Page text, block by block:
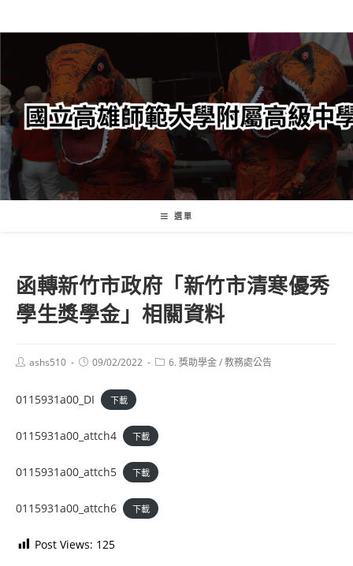
轉
要
內
容
選單
函轉新竹市政府「新竹市清寒優秀
學生獎學金」相關資料
Postashs510
Post09/02/2022
Post6. 獎助學金/教務處公告
0115931a00_DI 下載
0115931a00_attch4 下載
0115931a00_attch5 下載
0115931a00_attch6 下載
Post Views: 125